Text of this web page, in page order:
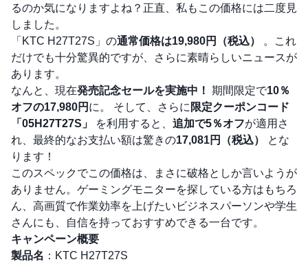
るのか気になりますよね？正直、私もこの価格には二度見
しました。
「KTC H27T27S」の通常価格は19,980円（税込）
。これ
だけでも十分驚異的ですが、さらに素晴らしいニュースが
あります。
なんと、現在発売記念セールを実施中！ 期間限定で10％
オフの17,980円 に。 そして、さらに 限定クーポンコード
「05H27T27S」
を利用すると、 追加で5％オフが適用さ
れ、最終的なお支払い額は驚きの17,081円（税込）
とな
ります！
このスペックでこの価格は、まさに破格としか言いようが
ありません。ゲーミングモニターを探している方はもちろ
ん、高画質で作業効率を上げたいビジネスパーソンや学生
さんにも、自信を持っておすすめできる一台です。
キャンペーン概要
製品名 ：KTC H27T27S